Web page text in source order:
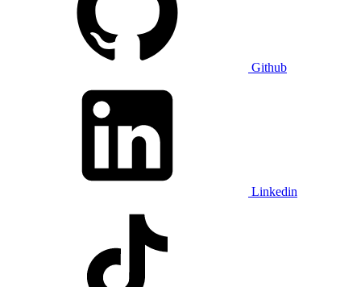
Github
Linkedin